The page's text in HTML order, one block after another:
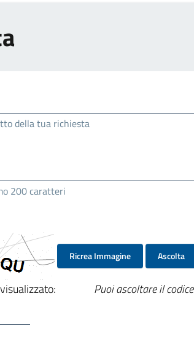
della tua richiesta
200 caratteri
Ricrea Immagine Ascolta
Puoi ascoltare il